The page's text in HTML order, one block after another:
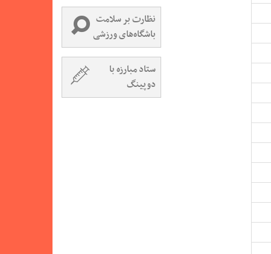
نظارت بر سلامت
باشگاه‌های ورزشی
ستاد مبارزه با
دوپینگ